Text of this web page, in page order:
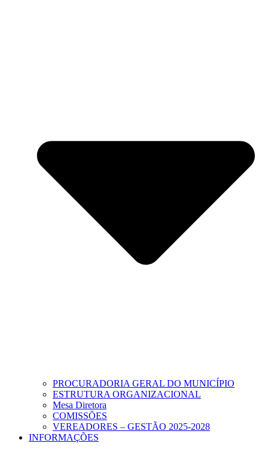
PROCURADORIA GERAL DO MUNICÍPIO
ESTRUTURA ORGANIZACIONAL
Mesa Diretora
COMISSÕES
VEREADORES – GESTÃO 2025-2028
INFORMAÇÕES